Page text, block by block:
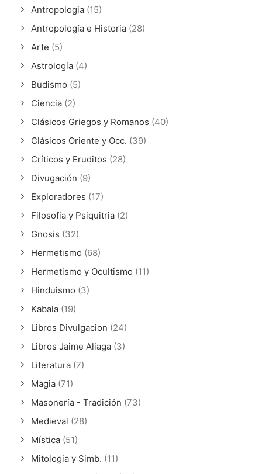
Antropologia (15)
Antropología e Historia (28)
Arte (5)
Astrología (4)
Budismo (5)
Ciencia (2)
Clásicos Griegos y Romanos (40)
Clásicos Oriente y Occ. (39)
Críticos y Eruditos (28)
Divugación (9)
Exploradores (17)
Filosofia y Psiquitria (2)
Gnosis (32)
Hermetismo (68)
Hermetismo y Ocultismo (11)
Hinduismo (3)
Kabala (19)
Libros Divulgacion (24)
Libros Jaime Aliaga (3)
Literatura (7)
Magia (71)
Masonería - Tradición (73)
Medieval (28)
Mística (51)
Mitologia y Simb. (11)